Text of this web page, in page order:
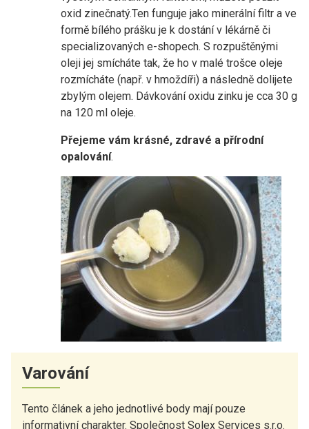
oxid zinečnatý.Ten funguje jako minerální filtr a ve
formě bílého prášku je k dostání v lékárně či
specializovaných e-shopech. S rozpuštěnými
oleji jej smícháte tak, že ho v malé trošce oleje
rozmícháte (např. v hmoždíři) a následně dolijete
zbylým olejem. Dávkování oxidu zinku je cca 30 g
na 120 ml oleje.
Přejeme vám krásné, zdravé a přírodní
opalování.
Varování
Tento článek a jeho jednotlivé body mají pouze
informativní charakter. Společnost Solex Services s.r.o.